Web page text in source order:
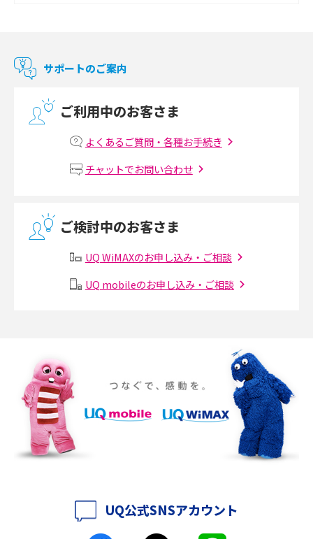
マンションで使えるWi-Fiは？種類ごとの特徴や選び方を紹介
マンションで光回線の利用を始める手順は？設備状況の確認方法も解説
Wi-Fiルーターの設定方法をわかりやすく解説！事前に準備すべきものも紹
無線LANとは？メリット・デメリットや接続方法を解説
メッシュWi-Fiとは？仕組みやメリット・デメリット、中継機との違いを解
ポケット型Wi-Fiをレンタルするメリットとは？選び方や向いている方の特
徴も紹介
持ち運びできるポケット型Wi-Fiのおススメの選び方は？メリット・デメリ
ットも紹介
ポケット型Wi-Fiとは？通信の仕組みやメリット・デメリットを解説
サポートのご案内
ご利用中のお客さま
よくあるご質問・各種お手続き
チャットでお問い合わせ
ご検討中のお客さま
UQ WiMAXのお申し込み・ご相談
UQ mobileのお申し込み・ご相談
UQ公式SNSアカウント